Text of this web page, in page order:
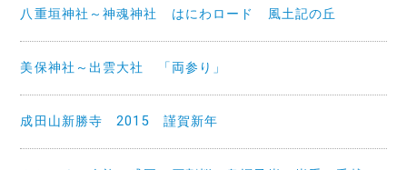
ン
八重垣神社～神魂神社 はにわロード 風土記の丘
美保神社～出雲大社 「両参り」
成田山新勝寺 2015 謹賀新年